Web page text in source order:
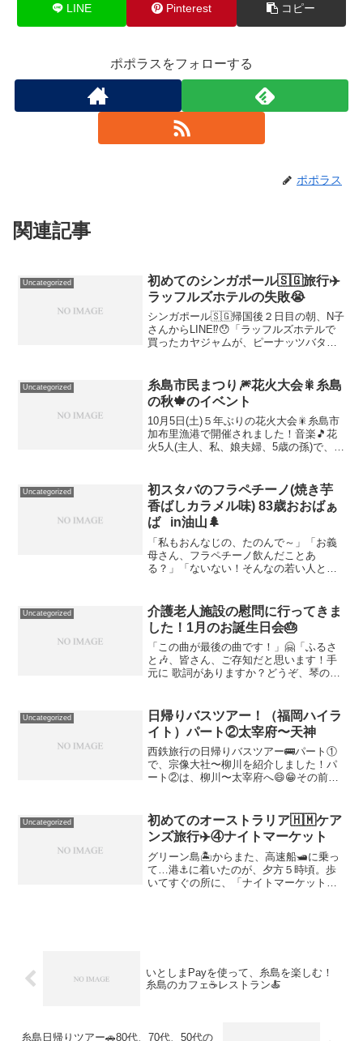
LINE Pinterest コピー
ポポラスをフォローする
ポポラス
関連記事
Uncategorized
初めてのシンガポール🇸🇬旅行✈️
ラッフルズホテルの失敗😭
シンガポール🇸🇬帰国後２日目の朝、N子
さんからLINE⁉️😯「ラッフルズホテルで
買ったカヤジャムが、ピーナッツバター
中を、恐る恐る…取り出してみた…😳私
が買ったのも、な...
Uncategorized
糸島市民まつり🎆花火大会🎇糸島
の秋🍁のイベント
10月5日(土)５年ぶりの花火大会🎇糸島市
加布里漁港で開催されました！音楽🎵花
火5人(主人、私、娘夫婦、5歳の孫)で、家
から？会場周辺の交通規制も、今回、初
めて。人混み...
Uncategorized
初スタバのフラペチーノ(焼き芋
香ばしカラメル味) 83歳おおばぁ
ば in油山🌲
「私もおんなじの、たのんで～」「お義
母さん、フラペチーノ飲んだことあ
る？」「ないない！そんなの若い人と一
牧場に行きました！今は、ABURAYAMA
FUKUOKAという...
Uncategorized
介護老人施設の慰問に行ってきま
した！1月のお誕生日会🎂
「この曲が最後の曲です！」🤗「ふるさ
と🎶、皆さん、ご存知だと思います！手
元に 歌詞がありますか？どうぞ、琴の演
👏👏👏「ありがとうございました〜！」
🤗「皆さんの歌声とお琴...
Uncategorized
日帰りバスツアー！（福岡ハイラ
イト）パート②太宰府〜天神
西鉄旅行の日帰りバスツアー🚌パート①
で、宗像大社〜柳川を紹介しました！パ
ート②は、柳川〜太宰府へ😄😁その前に
のバスツアーでも行きました〜！）色々
な物を試食出来ます😋そ...
Uncategorized
初めてのオーストラリア🇭🇲ケア
ンズ旅行✈️④ナイトマーケット
グリーン島🏝️からまた、高速船🛥️に乗っ
て…港⚓️に着いたのが、夕方５時頃。歩
いてすぐの所に、「ナイトマーケット」
いとしまPayを使って、糸島を楽しむ！
糸島のカフェ☕レストラン🍝
糸島日帰りツアー🚗80代、70代、50代の